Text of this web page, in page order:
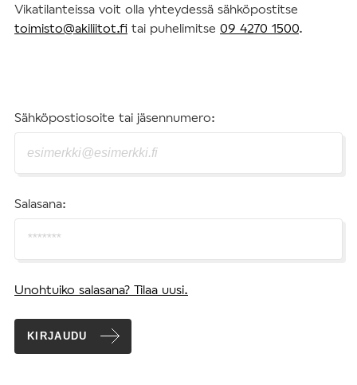
Vikatilanteissa voit olla yhteydessä sähköpostitse
toimisto@akiliitot.fi tai puhelimitse 09 4270 1500.
Sähköpostiosoite tai jäsennumero:
Salasana:
Unohtuiko salasana? Tilaa uusi.
KIRJAUDU